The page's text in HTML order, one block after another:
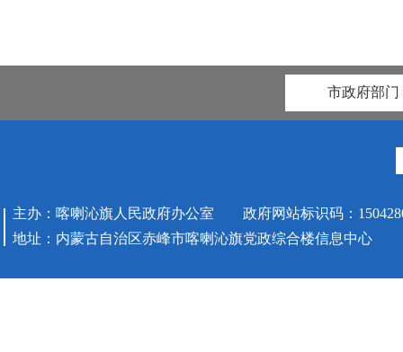
市政府部门
主办：喀喇沁旗人民政府办公室 政府网站标识码：
地址：内蒙古自治区赤峰市喀喇沁旗党政综合楼信息中心